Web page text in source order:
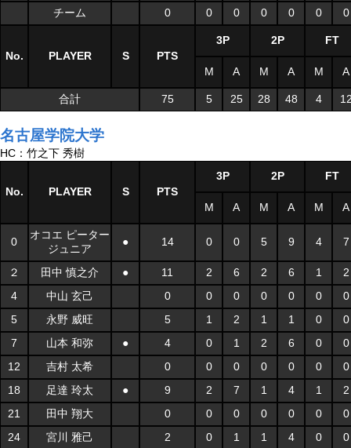
チーム
0 0 0 0 0 0 0
No. PLAYER S PTS
3P 2P FT
M A M A M A
合計 75 5 25 28 48 4
名古屋学院大学
HC：竹之下 秀樹
No. PLAYER S PTS
3P 2P FT
M A M A M A
0
オコエ ピーター
ジュニア
● 14 0 0 5 9 4 7
２ 田中 慎之介 ● 11 2 6 2 6 1
2
4
中山 玄己 0 0 0 0 0 0
0
5
永野 威旺 5 1 2 1 1 0
0
7
山本 和弥 ● 4 0 1 2 6 0
0
12
吉村 太希 0 0 0 0 0 0
0
18
足達 玲太 ● 9 2 7 1 4 1
2
21
田中 翔大 0 0 0 0 0 0
0
24
宮川 雅己 2 0 1 1 4 0
0